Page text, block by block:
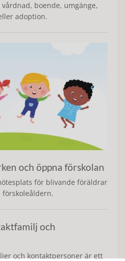
boende, umgänge,
adoption.
och öppna förskolan
för blivande föräldrar
och
och kontaktpersoner är ett